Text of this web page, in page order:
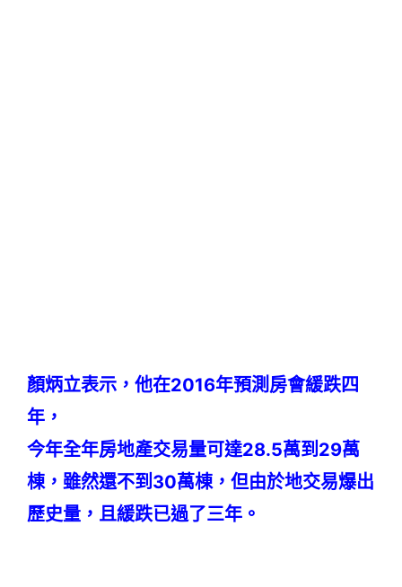
顏炳立表示，他在2016年預測房會緩跌四
年，
今年全年房地產交易量可達28.5萬到29萬
棟，雖然還不到30萬棟，但由於地交易爆出
歷史量，且緩跌已過了三年。